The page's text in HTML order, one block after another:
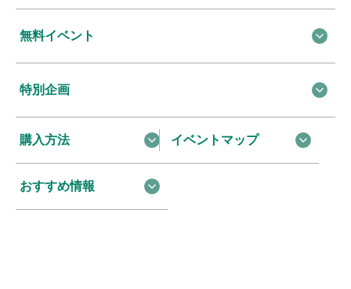
無料イベント
特別企画
購入方法 イベントマップ
おすすめ情報